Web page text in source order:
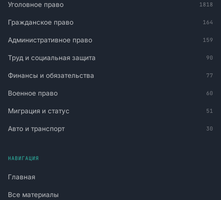
Уголовное право 1818
Гражданское право 164
Административное право 159
Труд и социальная защита 90
Финансы и обязательства 77
Военное право 60
Миграция и статус 51
Авто и транспорт 30
НАВИГАЦИЯ
Главная
Все материалы